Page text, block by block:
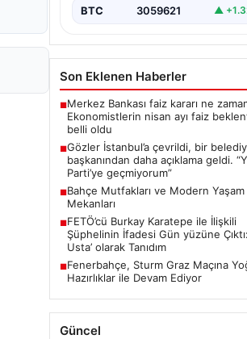
BTC 3059621 ▲
Son Eklenen Haberler
■Merkez Bankası faiz kararı ne
Ekonomistlerin nisan ayı faiz
belli oldu
■Gözler İstanbul’a çevrildi, bir
başkanından daha açıklama geldi.
Parti’ye geçmiyorum”
■Bahçe Mutfakları ve Modern Yaşam
Mekanları
■FETÖ’cü Burkay Karatepe ile İlişkili
Şüphelinin İfadesi Gün yüzüne
Usta’ olarak Tanıdım
■Fenerbahçe, Sturm Graz Maçına
Hazırlıklar ile Devam Ediyor
Güncel